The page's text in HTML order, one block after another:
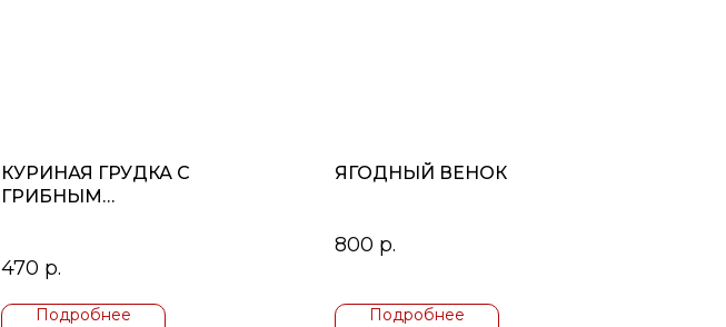
КУРИНАЯ ГРУДКА С
ГРИБНЫМ
470 р.
Подробнее
ЯГОДНЫЙ ВЕНОК
800 р.
Подробнее